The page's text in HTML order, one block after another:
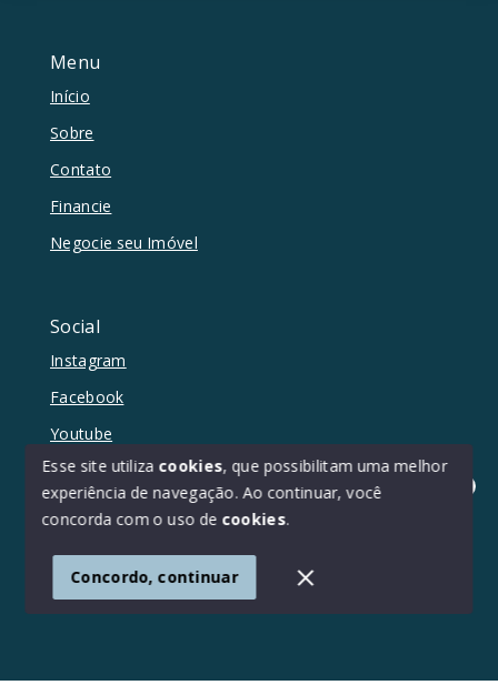
Olá! Estamos disponíveis para te ajudar.
Menu
Início
Sobre
Contato
Financie
Negocie seu Imóvel
Social
Instagram
Facebook
Youtube
© Copyright 2026 - Duetto Imóveis - Todos os direitos
SITE PARA IMOBILIARIA
Esse site utiliza cookies, que possibilitam uma melhor
experiência de navegação. Ao continuar, você
concorda com o uso de cookies.
Concordo, continuar